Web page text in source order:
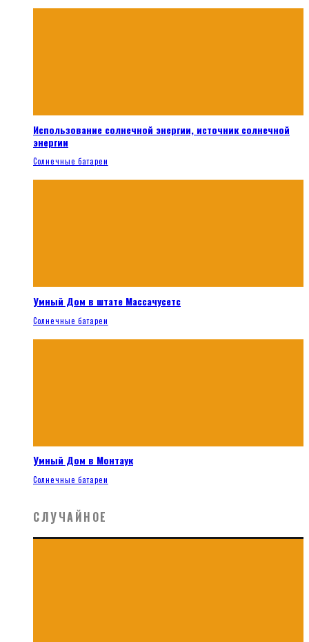
Использование солнечной энергии, источник солнечной
энергии
Солнечные батареи
Умный Дом в штате Массачусетс
Солнечные батареи
Умный Дом в Монтаук
Солнечные батареи
СЛУЧАЙНОЕ